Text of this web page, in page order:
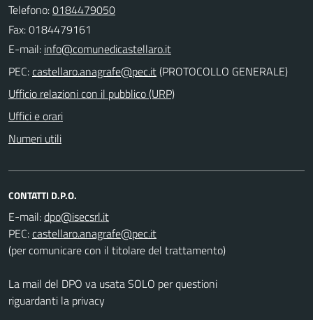
Telefono:0184479050
Fax: 0184479161
E-mail:
PEC:
(PROTOCOLLO GENERALE)
Ufficio relazioni con il pubblico (URP)
Uffici e orari
Numeri utili
CONTATTI D.P.O.
E-mail:
PEC:
(per comunicare con il titolare del trattamento)
La mail del DPO va usata SOLO per questioni
riguardanti la privacy